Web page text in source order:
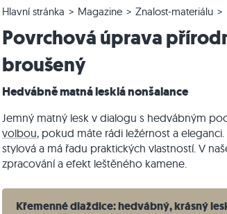
Béžové dlažby
Šedé dlažby
dlažby
dlažby
dlažby
dlažby
Béžová terasová dlažby
Šedé terasové dlažby
Schodišťové bloky z ruly
Schodišťové bloky z
objednávky Mramor
Quartzite
Hlavní stránka Magazine Znalost-materiálu
Povrchová úprava
broušený
Hedvábně matná lesklá nonšalance
Jemný matný lesk v dialogu s hedvábným
volbou, pokud máte rádi ležérnost a
stylová a má řadu praktických vlastností. V
zpracování a efekt leštěného kamene.
Křemenné dlaždice: hedvábný, krásný